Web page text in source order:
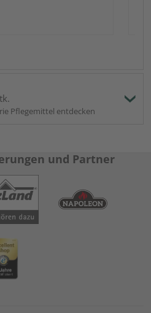
Pflegemittel entdecken
und Partner